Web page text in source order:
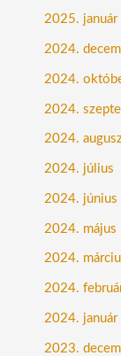
2025. január
2024.
2024.
2024.
2024.
2024. július
2024. június
2024. május
2024.
2024.
2024. január
2023.